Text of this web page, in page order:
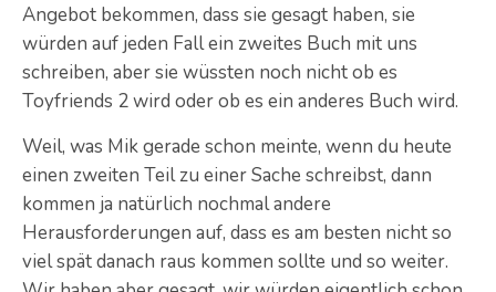
Angebot bekommen, dass sie gesagt haben, sie
würden auf jeden Fall ein zweites Buch mit uns
schreiben, aber sie wüssten noch nicht ob es
Toyfriends 2 wird oder ob es ein anderes Buch wird.
Weil, was Mik gerade schon meinte, wenn du heute
einen zweiten Teil zu einer Sache schreibst, dann
kommen ja natürlich nochmal andere
Herausforderungen auf, dass es am besten nicht so
viel spät danach raus kommen sollte und so weiter.